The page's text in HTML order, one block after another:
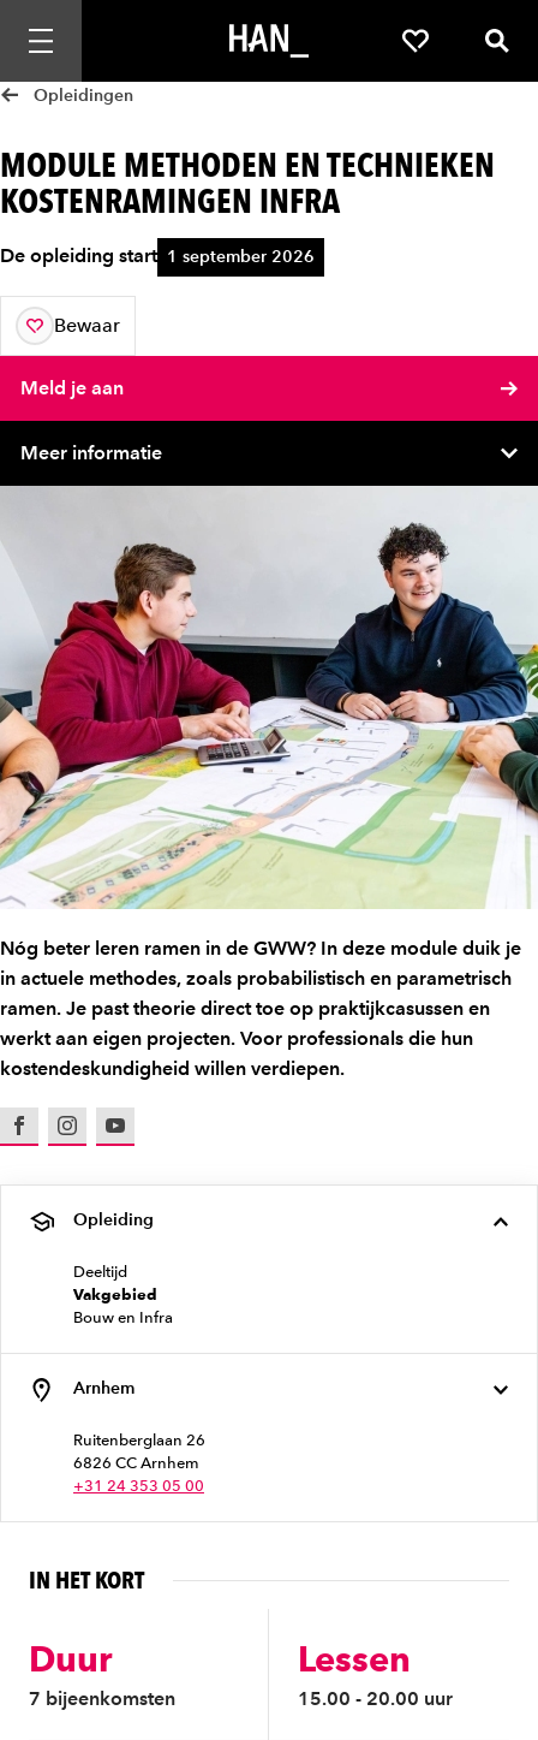
Mobiele navigatie openen Favorieten
Opleidingen
MODULE METHODEN EN TECHNIEKEN
KOSTENRAMINGEN INFRA
De opleiding start 1 september 2026
Bewaar
aan je favorieten
Meld je aan
Meer informatie
Nóg beter leren ramen in de GWW? In deze module duik je
in actuele methodes, zoals probabilistisch en parametrisch
ramen. Je past theorie direct toe op praktijkcasussen en
werkt aan eigen projecten. Voor professionals die hun
kostendeskundigheid willen verdiepen.
FacebookInstagramYoutube
Opleiding
Deeltijd
Vakgebied
Bouw en Infra
Arnhem
Ruitenberglaan 26
6826 CC Arnhem
+31 24 353 05 00
IN HET KORT
Duur
7 bijeenkomsten
Lessen
15.00 - 20.00 uur